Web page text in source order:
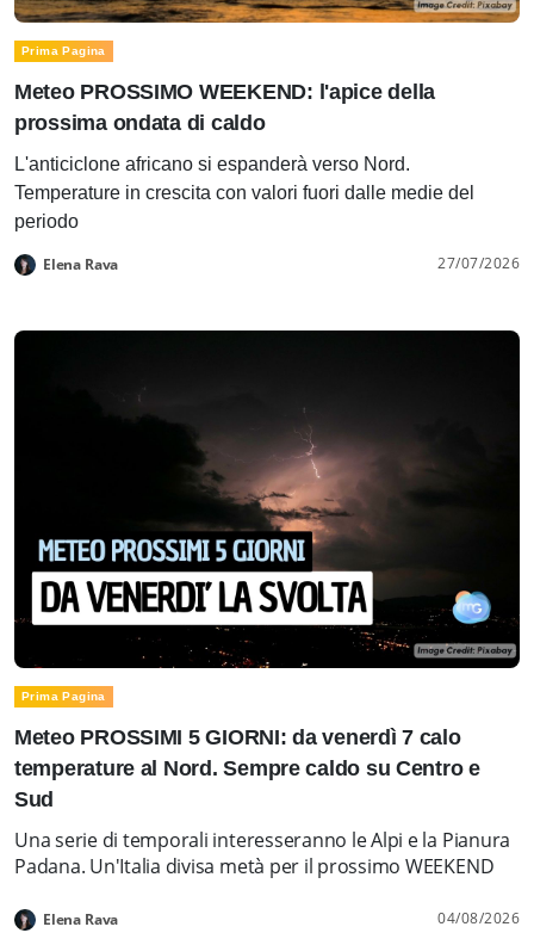
Prima Pagina
Meteo PROSSIMO WEEKEND: l'apice della
prossima ondata di caldo
L'anticiclone africano si espanderà verso Nord.
Temperature in crescita con valori fuori dalle medie del
periodo
Elena Rava 27/07/2026
Prima Pagina
Meteo PROSSIMI 5 GIORNI: da venerdì 7 calo
temperature al Nord. Sempre caldo su Centro e
Sud
Una serie di temporali interesseranno le Alpi e la Pianura
Padana. Un'Italia divisa metà per il prossimo WEEKEND
Elena Rava 04/08/2026